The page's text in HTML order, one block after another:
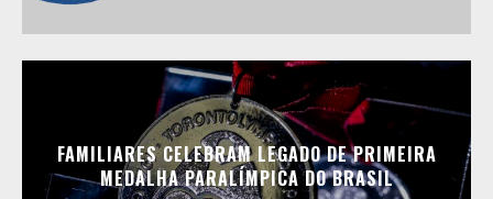
FAMILIARES CELEBRAM LEGADO DE PRIMEIRA
MEDALHA PARALÍMPICA DO BRASIL